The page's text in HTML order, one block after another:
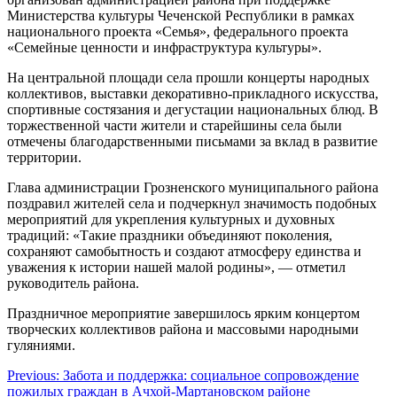
Министерства культуры Чеченской Республики в рамках
национального проекта «Семья», федерального проекта
«Семейные ценности и инфраструктура культуры».
На центральной площади села прошли концерты народных
коллективов, выставки декоративно-прикладного искусства,
спортивные состязания и дегустации национальных блюд. В
торжественной части жители и старейшины села были
отмечены благодарственными письмами за вклад в развитие
территории.
Глава администрации Грозненского муниципального района
поздравил жителей села и подчеркнул значимость подобных
мероприятий для укрепления культурных и духовных
традиций: «Такие праздники объединяют поколения,
сохраняют самобытность и создают атмосферу единства и
уважения к истории нашей малой родины», — отметил
руководитель района.
Праздничное мероприятие завершилось ярким концертом
творческих коллективов района и массовыми народными
гуляниями.
Навигация
Previous: Забота и поддержка: социальное сопровождение
пожилых граждан в Ачхой-Мартановском районе